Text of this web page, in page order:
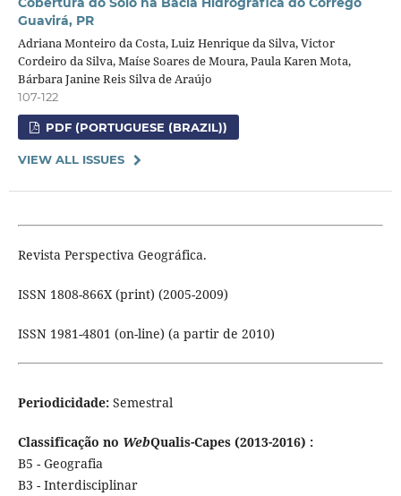
Guavirá, PR
Adriana Monteiro da Costa, Luiz Henrique da Silva, Victor
Cordeiro da Silva, Maíse Soares de Moura, Paula Karen Mota,
Bárbara Janine Reis Silva de Araújo
107-122
PDF (PORTUGUESE (BRAZIL))
VIEW ALL ISSUES
Revista Perspectiva Geográfica.
ISSN 1808-866X (print) (2005-2009)
ISSN 1981-4801 (on-line) (a partir de 2010)
Periodicidade: Semestral
Classificação no WebQualis-Capes (2013-2016) :
B5 - Geografia
B3 - Interdisciplinar